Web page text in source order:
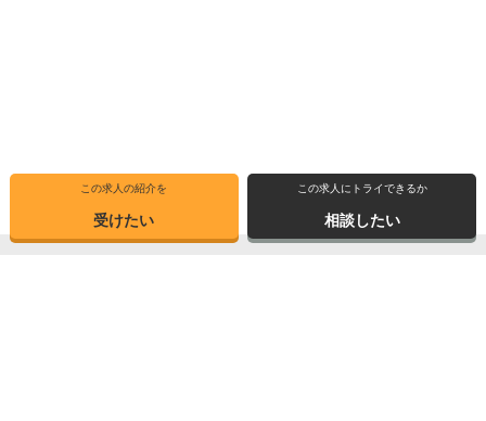
この求人の紹介を
受けたい
この求人にトライできるか
相談したい